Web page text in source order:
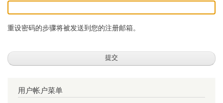
重设密码的步骤将被发送到您的注册邮箱。
用户帐户菜单